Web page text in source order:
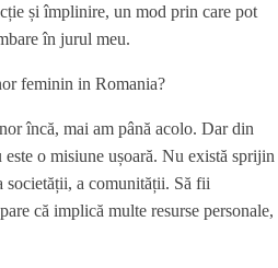
și împlinire, un mod prin care pot
în jurul meu.
feminin in Romania?
încă, mai am până acolo. Dar din
o misiune ușoară. Nu există sprijin
a comunității. Să fii
că implică multe resurse personale,